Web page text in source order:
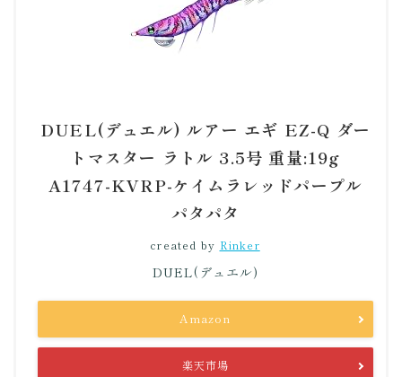
DUEL(デュエル) ルアー エギ EZ-Q ダー
トマスター ラトル 3.5号 重量:19g
A1747-KVRP-ケイムラレッドパープル
パタパタ
created by Rinker
DUEL(デュエル)
Amazon
楽天市場